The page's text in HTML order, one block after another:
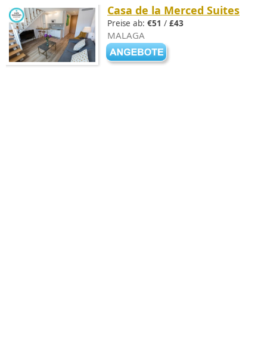
Casa de la Merced Suites
Preise ab: €51 / £43
MALAGA